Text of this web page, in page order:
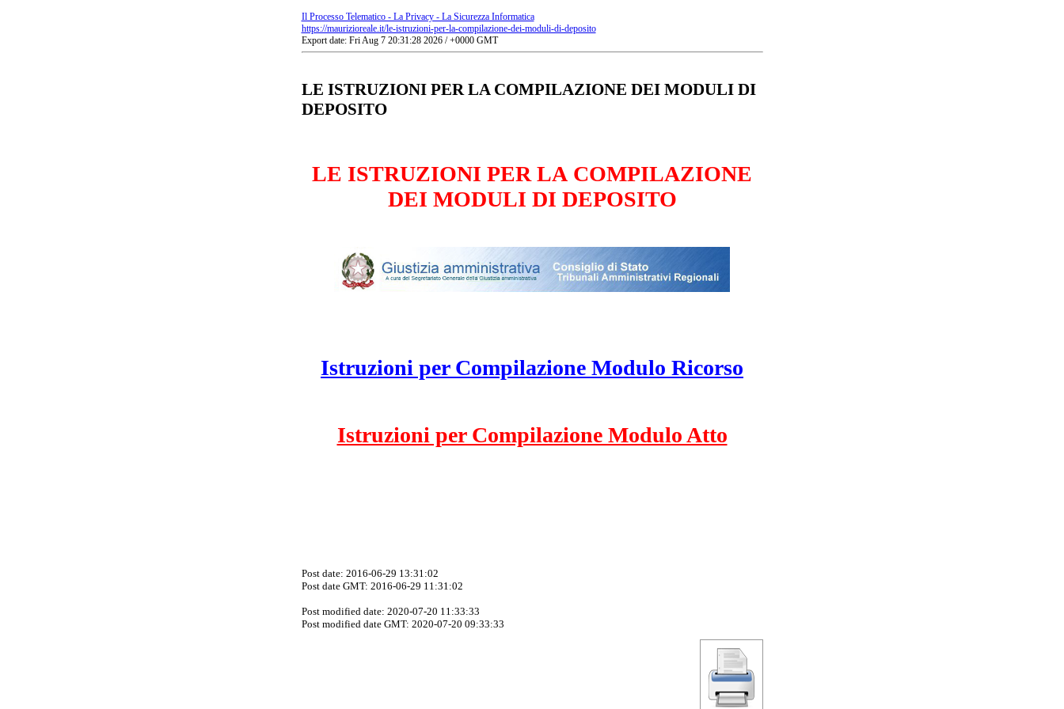
Il Processo Telematico - La Privacy - La Sicurezza Informatica
https://maurizioreale.it/le-istruzioni-per-la-compilazione-dei-moduli-di-deposito
Export date: Fri Aug 7 20:31:28 2026 / +0000 GMT
LE ISTRUZIONI PER LA COMPILAZIONE DEI MODULI DI
DEPOSITO
LE ISTRUZIONI PER LA COMPILAZIONE
DEI MODULI DI DEPOSITO
Istruzioni per Compilazione Modulo Ricorso
Istruzioni per Compilazione Modulo Atto
Post date: 2016-06-29 13:31:02
Post date GMT: 2016-06-29 11:31:02
Post modified date: 2020-07-20 11:33:33
Post modified date GMT: 2020-07-20 09:33:33